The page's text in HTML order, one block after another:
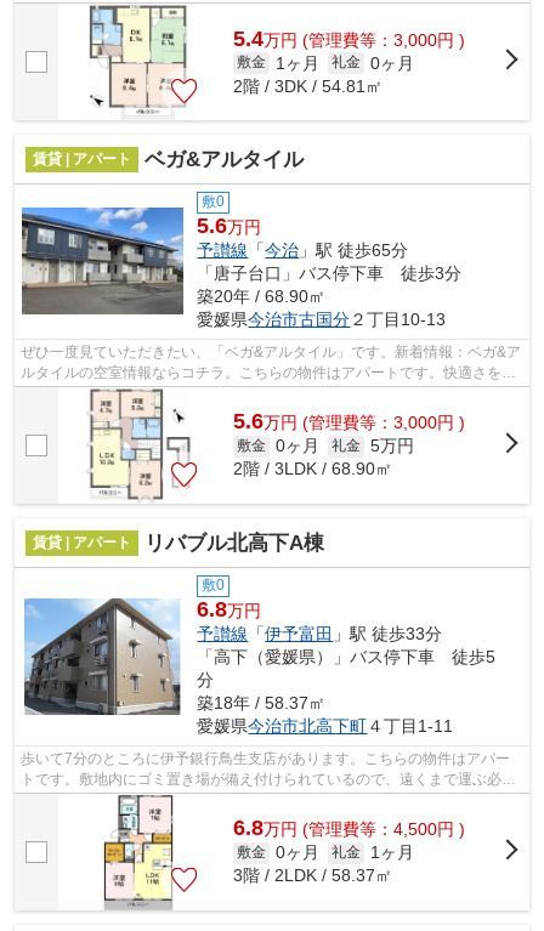
す。他の物件も見てみたい方は、お気軽...
5.4万円 (管理費等：3,000円 )
敷金 1ヶ月 礼金 0ヶ月
2階 / 3DK / 54.81㎡
賃貸 | アパート ベガ&アルタイル
敷0
5.6万円
予讃線 「今治 」駅 徒歩65分
「唐子台口」バス停下車 徒歩3分
築20年 / 68.90㎡
愛媛県今治市古国分２丁目10-13
ぜひ一度見ていただきたい、「ベガ&アルタイル」です。新着情報：ベガ&ア
ルタイルの空室情報ならコチラ。こちらの物件はアパートです。快適さを求
めるなら、ゴミ捨てが楽な敷...
5.6万円 (管理費等：3,000円 )
敷金 0ヶ月 礼金 5万円
2階 / 3LDK / 68.90㎡
賃貸 | アパート リバブル北高下A棟
敷0
6.8万円
予讃線 「伊予富田 」駅 徒歩33分
「高下（愛媛県）」バス停下車 徒歩5
分
築18年 / 58.37㎡
愛媛県今治市北高下町４丁目1-11
歩いて7分のところに伊予銀行鳥生支店があります。こちらの物件はアパー
トです。敷地内にゴミ置き場が備え付けられているので、遠くまで運ぶ必要
がなくゴミ出しが楽になります。最上階...
6.8万円 (管理費等：4,500円 )
敷金 0ヶ月 礼金
1ヶ月
3階 / 2LDK / 58.37㎡